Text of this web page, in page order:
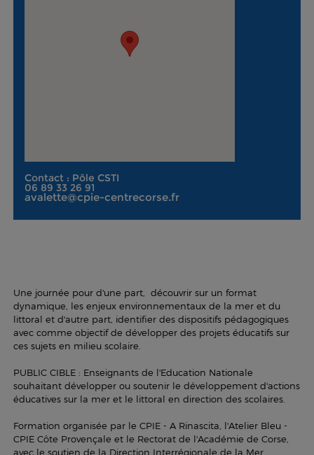
Contact : Pôle CSTI
06 89 33 26 91
avalette@cpie-centrecorse.fr
Une journée pour d'une part, découvrir sur un format
dynamique, les enjeux environnementaux de la mer et du
littoral et d'autre part, identifier des dispositifs pédagogiques
avec comme objectif de développer des projets éducatifs sur
ces sujets en milieu scolaire.
PUBLIC CIBLE : Enseignants de l'Education Nationale
souhaitant développer ou soutenir le développement d'actions
éducatives sur la mer et le littoral en direction des scolaires.
Formation organisée par le CPIE - A Rinascita, l'Atelier Bleu -
CPIE Côte Provençale et le Rectorat de l'Académie de Corse,
avec le soutien de la Direction Interrégionale de la Mer